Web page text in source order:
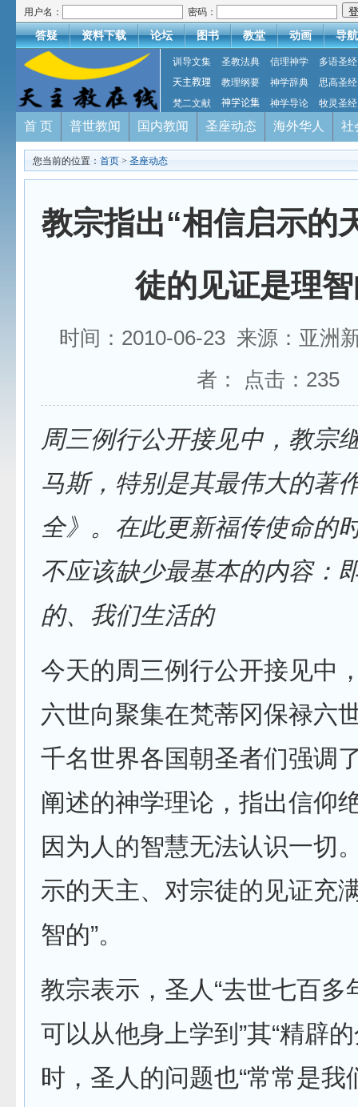
用户名： 密码：
答疑 资料下载 论坛 图书 教堂 动画 导航
训导文集 圣教法典 信理神学
多语圣经
天主教理
教理纲要 神学辞典
思高圣经
梵二文献
神学论集 神学导论 牧灵圣经
首 页 普世教闻 国内教闻 圣座动态 海外华人 社
您当前的位置： 首页 > 圣座动态
教宗指出“相信启示的
徒的见证是理
时间：2010-06-23 来源：亚洲
者： 点击： 235
周三例行公开接见中，教宗
马斯，特别是其最伟大的著
全》。在此更新福传使命的
不应该缺少最基本的内容：
的、我们生活的
今天的周三例行公开接见中
六世向聚集在梵蒂冈保禄六
千名世界各国朝圣者们强调
阐述的神学理论，指出信仰
因为人的智慧无法认识一切
示的天主、对宗徒的见证充
智的”。
教宗表示，圣人“去世七百多
可以从他身上学到”其“精辟
时，圣人的问题也“常常是我